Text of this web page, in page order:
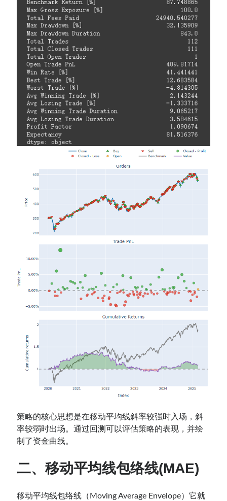
策略的核心思想是在移动平均线斜率较强时入场，斜
率较弱时出场。通过回测可以评估策略的表现，并绘
制了资金曲线。
二、移动平均线包络线(MAE)
移动平均线包络线（Moving Average Envelope）它就